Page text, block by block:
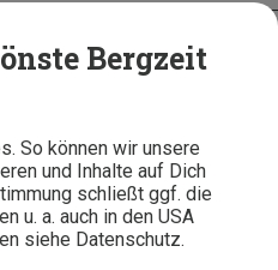
Bergzeit
So können wir unsere
und Inhalte auf Dich
schließt ggf. die
u. a. auch in den USA
siehe Datenschutz.